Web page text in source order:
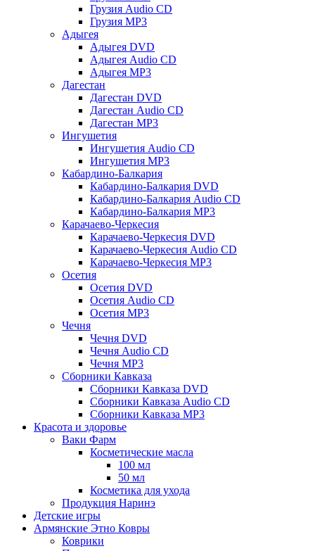
Грузия Audio CD
Грузия MP3
Адыгея
Адыгея DVD
Адыгея Audio CD
Адыгея MP3
Дагестан
Дагестан DVD
Дагестан Audio CD
Дагестан MP3
Ингушетия
Ингушетия Audio CD
Ингушетия MP3
Кабардино-Балкария
Кабардино-Балкария DVD
Кабардино-Балкария Audio CD
Кабардино-Балкария MP3
Карачаево-Черкесия
Карачаево-Черкесия DVD
Карачаево-Черкесия Audio CD
Карачаево-Черкесия MP3
Осетия
Осетия DVD
Осетия Audio CD
Осетия MP3
Чечня
Чечня DVD
Чечня Audio CD
Чечня MP3
Сборники Кавказа
Сборники Кавказа DVD
Сборники Кавказа Audio CD
Сборники Кавказа MP3
Красота и здоровье
Ваки Фарм
Косметические масла
100 мл
50 мл
Косметика для ухода
Продукция Наринэ
Детские игры
Армянские Этно Ковры
Коврики